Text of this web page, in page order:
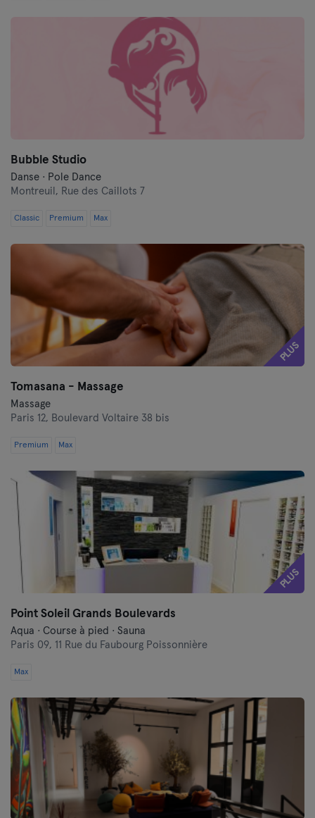
Bubble Studio
Danse · Pole Dance
Montreuil, Rue des Caillots 7
Classic Premium Max
PLUS
Tomasana - Massage
Massage
Paris 12, Boulevard Voltaire 38 bis
Premium Max
PLUS
Point Soleil Grands Boulevards
Aqua · Course à pied · Sauna
Paris 09, 11 Rue du Faubourg Poissonnière
Max
Marseille
Nice
Rouen
Toulouse
Tours